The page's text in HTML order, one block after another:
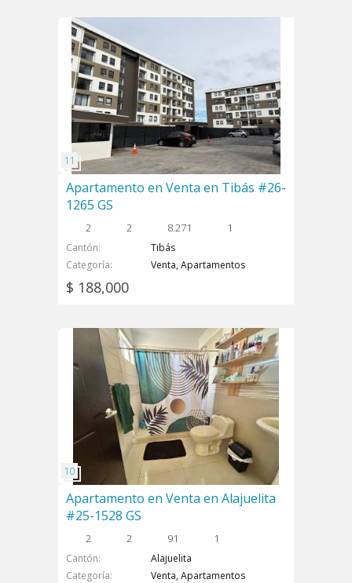
Apartamento en Venta en Tibás #26-
1265 GS
2 2 8.271 1
Cantón
Tibás
Categoría
Venta, Apartamentos
$ 188,000
Apartamento en Venta en Alajuelita
#25-1528 GS
2 2 91 1
Cantón
Alajuelita
Categoría
Venta, Apartamentos